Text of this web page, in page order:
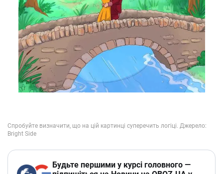
Будьте першими у курсі головного —